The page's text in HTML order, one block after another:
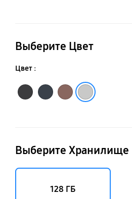
Выберите Цвет
Цвет :
Выберите Хранилище
128 ГБ